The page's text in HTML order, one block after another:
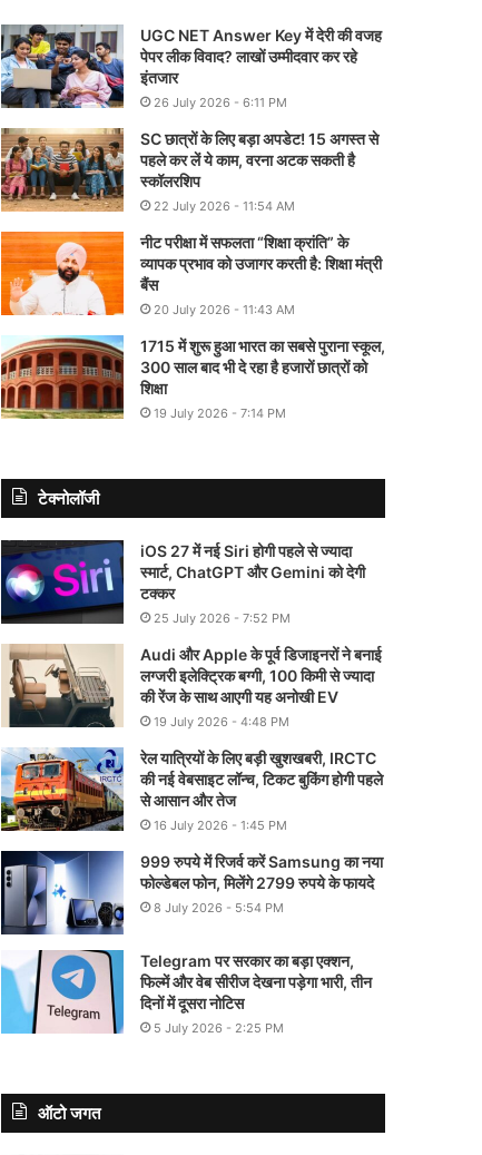
UGC NET Answer Key में देरी की वजह
पेपर लीक विवाद? लाखों उम्मीदवार कर रहे
इंतजार
26 July 2026 - 6:11 PM
SC छात्रों के लिए बड़ा अपडेट! 15 अगस्त से
पहले कर लें ये काम, वरना अटक सकती है
स्कॉलरशिप
22 July 2026 - 11:54 AM
नीट परीक्षा में सफलता “शिक्षा क्रांति” के
व्यापक प्रभाव को उजागर करती है: शिक्षा मंत्री
बैंस
20 July 2026 - 11:43 AM
1715 में शुरू हुआ भारत का सबसे पुराना स्कूल,
300 साल बाद भी दे रहा है हजारों छात्रों को
शिक्षा
19 July 2026 - 7:14 PM
टेक्नोलॉजी
iOS 27 में नई Siri होगी पहले से ज्यादा
स्मार्ट, ChatGPT और Gemini को देगी
टक्कर
25 July 2026 - 7:52 PM
Audi और Apple के पूर्व डिजाइनरों ने बनाई
लग्जरी इलेक्ट्रिक बग्गी, 100 किमी से ज्यादा
की रेंज के साथ आएगी यह अनोखी EV
19 July 2026 - 4:48 PM
रेल यात्रियों के लिए बड़ी खुशखबरी, IRCTC
की नई वेबसाइट लॉन्च, टिकट बुकिंग होगी पहले
से आसान और तेज
16 July 2026 - 1:45 PM
999 रुपये में रिजर्व करें Samsung का नया
फोल्डेबल फोन, मिलेंगे 2799 रुपये के फायदे
8 July 2026 - 5:54 PM
Telegram पर सरकार का बड़ा एक्शन,
फिल्में और वेब सीरीज देखना पड़ेगा भारी, तीन
दिनों में दूसरा नोटिस
5 July 2026 - 2:25 PM
ऑटो जगत